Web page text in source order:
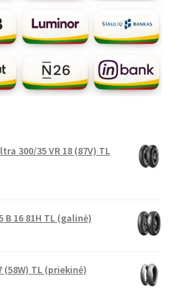
300/35 VR 18 (87V) TL
B 16 81H TL (galinė)
(58W) TL (priekinė)